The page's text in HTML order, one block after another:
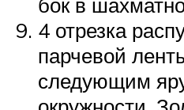
4 отрезка
парчевой
следующим